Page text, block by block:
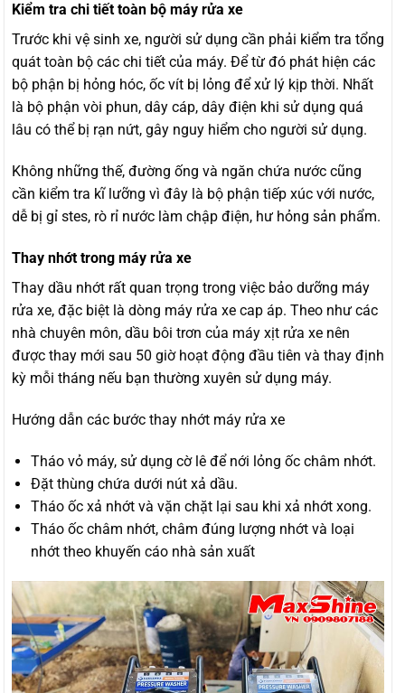
Kiểm tra chi tiết toàn bộ máy rửa xe
Trước khi vệ sinh xe, người sử dụng cần phải kiểm tra tổng
quát toàn bộ các chi tiết của máy. Để từ đó phát hiện các
bộ phận bị hỏng hóc, ốc vít bị lỏng để xử lý kịp thời. Nhất
là bộ phận vòi phun, dây cáp, dây điện khi sử dụng quá
lâu có thể bị rạn nứt, gây nguy hiểm cho người sử dụng.
Không những thế, đường ống và ngăn chứa nước cũng
cần kiểm tra kĩ lưỡng vì đây là bộ phận tiếp xúc với nước,
dễ bị gỉ stes, rò rỉ nước làm chập điện, hư hỏng sản phẩm.
Thay nhớt trong máy rửa xe
Thay dầu nhớt rất quan trọng trong việc bảo dưỡng máy
rửa xe, đặc biệt là dòng máy rửa xe cap áp. Theo như các
nhà chuyên môn, dầu bôi trơn của máy xịt rửa xe nên
được thay mới sau 50 giờ hoạt động đầu tiên và thay định
kỳ mỗi tháng nếu bạn thường xuyên sử dụng máy.
Hướng dẫn các bước thay nhớt máy rửa xe
Tháo vỏ máy, sử dụng cờ lê để nới lỏng ốc châm nhớt.
Đặt thùng chứa dưới nút xả dầu.
Tháo ốc xả nhớt và vặn chặt lại sau khi xả nhớt xong.
Tháo ốc châm nhớt, châm đúng lượng nhớt và loại
nhớt theo khuyến cáo nhà sản xuất